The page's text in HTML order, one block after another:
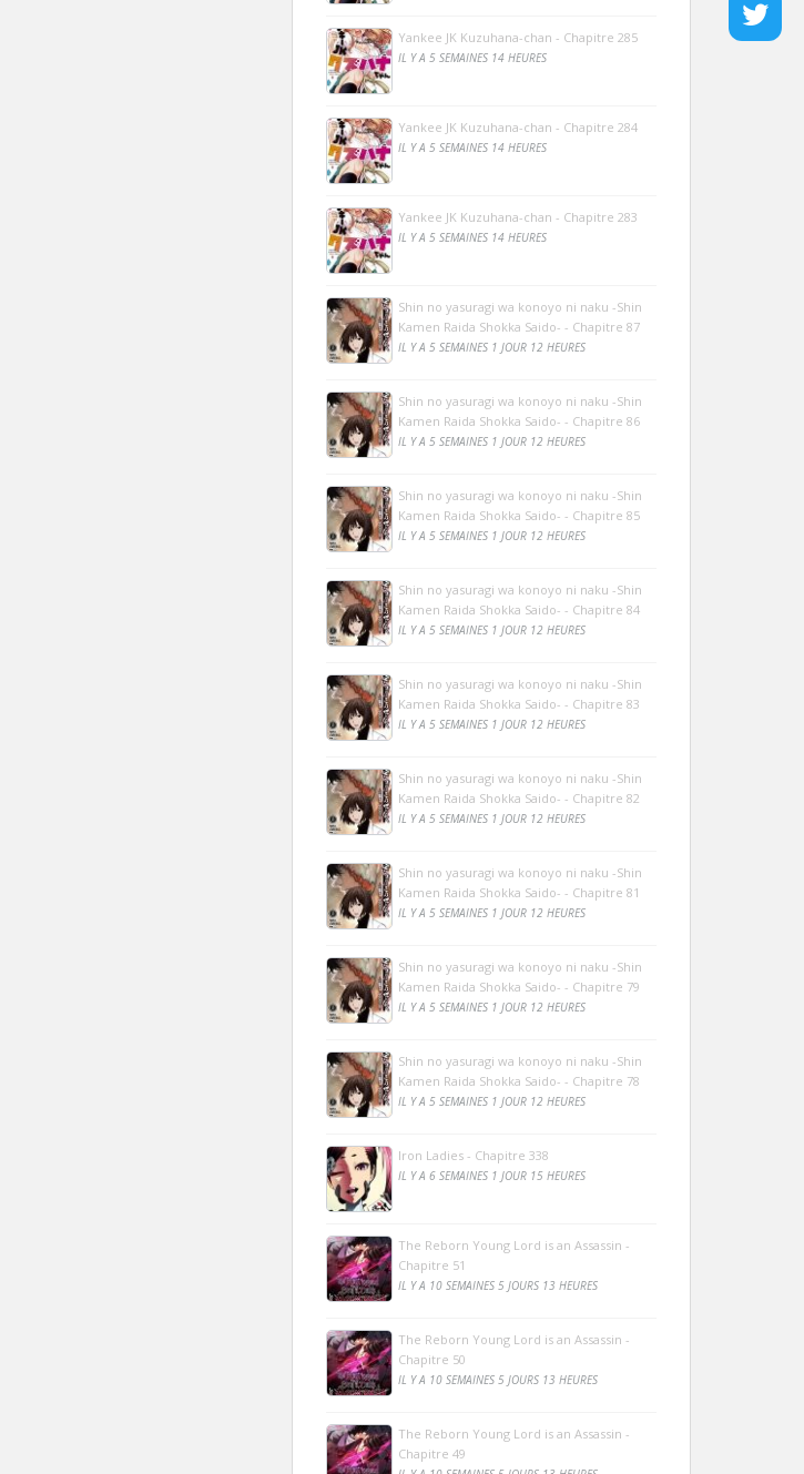
Yankee JK Kuzuhana-chan - Chapitre 285
IL Y A 5 SEMAINES 14 HEURES
Yankee JK Kuzuhana-chan - Chapitre 284
IL Y A 5 SEMAINES 14 HEURES
Yankee JK Kuzuhana-chan - Chapitre 283
IL Y A 5 SEMAINES 14 HEURES
Shin no yasuragi wa konoyo ni naku -Shin
Kamen Raida Shokka Saido- - Chapitre 87
IL Y A 5 SEMAINES 1 JOUR 12 HEURES
Shin no yasuragi wa konoyo ni naku -Shin
Kamen Raida Shokka Saido- - Chapitre 86
IL Y A 5 SEMAINES 1 JOUR 12 HEURES
Shin no yasuragi wa konoyo ni naku -Shin
Kamen Raida Shokka Saido- - Chapitre 85
IL Y A 5 SEMAINES 1 JOUR 12 HEURES
Shin no yasuragi wa konoyo ni naku -Shin
Kamen Raida Shokka Saido- - Chapitre 84
IL Y A 5 SEMAINES 1 JOUR 12 HEURES
Shin no yasuragi wa konoyo ni naku -Shin
Kamen Raida Shokka Saido- - Chapitre 83
IL Y A 5 SEMAINES 1 JOUR 12 HEURES
Shin no yasuragi wa konoyo ni naku -Shin
Kamen Raida Shokka Saido- - Chapitre 82
IL Y A 5 SEMAINES 1 JOUR 12 HEURES
Shin no yasuragi wa konoyo ni naku -Shin
Kamen Raida Shokka Saido- - Chapitre 81
IL Y A 5 SEMAINES 1 JOUR 12 HEURES
Shin no yasuragi wa konoyo ni naku -Shin
Kamen Raida Shokka Saido- - Chapitre 79
IL Y A 5 SEMAINES 1 JOUR 12 HEURES
Shin no yasuragi wa konoyo ni naku -Shin
Kamen Raida Shokka Saido- - Chapitre 78
IL Y A 5 SEMAINES 1 JOUR 12 HEURES
Iron Ladies - Chapitre 338
IL Y A 6 SEMAINES 1 JOUR 15 HEURES
The Reborn Young Lord is an Assassin -
Chapitre 51
IL Y A 10 SEMAINES 5 JOURS 13 HEURES
The Reborn Young Lord is an Assassin -
Chapitre 50
IL Y A 10 SEMAINES 5 JOURS 13 HEURES
The Reborn Young Lord is an Assassin -
Chapitre 49